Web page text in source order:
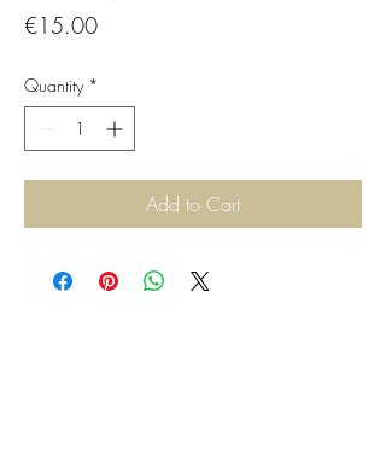
€15.00Price
Quantity *
Add to Cart